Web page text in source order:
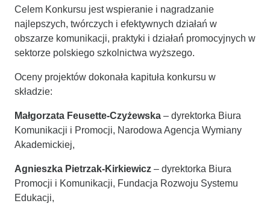
Celem Konkursu jest wspieranie i nagradzanie
najlepszych, twórczych i efektywnych działań w
obszarze komunikacji, praktyki i działań́ promocyjnych w
sektorze polskiego szkolnictwa wyższego.
Oceny projektów dokonała kapituła konkursu w
składzie:
Małgorzata Feusette-Czyżewska – dyrektorka Biura
Komunikacji i Promocji, Narodowa Agencja Wymiany
Akademickiej,
Agnieszka Pietrzak-Kirkiewicz – dyrektorka Biura
Promocji i Komunikacji, Fundacja Rozwoju Systemu
Edukacji,